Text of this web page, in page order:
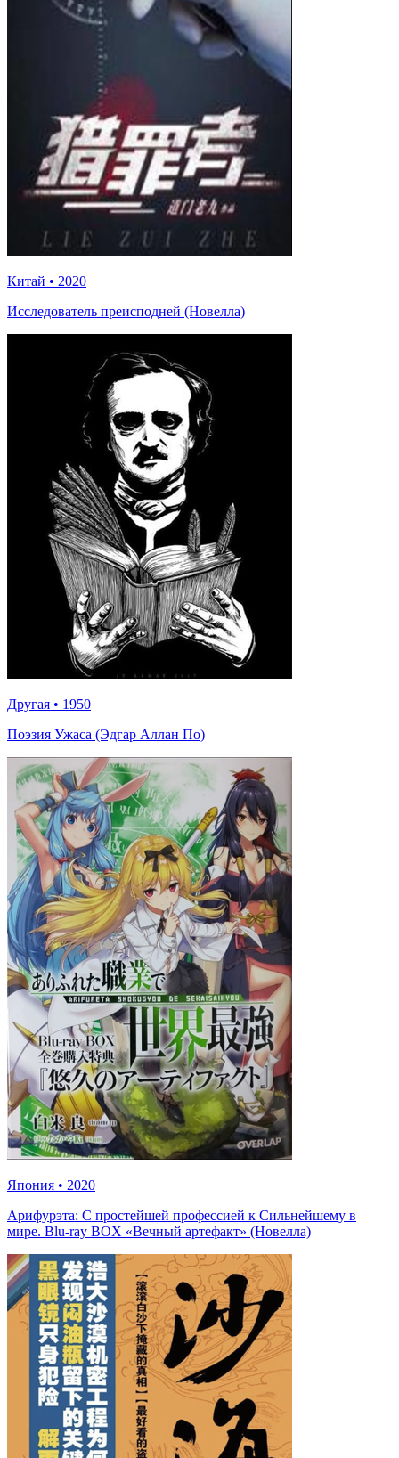
Китай • 2020
Исследователь преисподней (Новелла)
Другая • 1950
Поэзия Ужаса (Эдгар Аллан По)
Япония • 2020
Арифурэта: С простейшей профессией к Сильнейшему в
мире. Blu-ray BOX «Вечный артефакт» (Новелла)